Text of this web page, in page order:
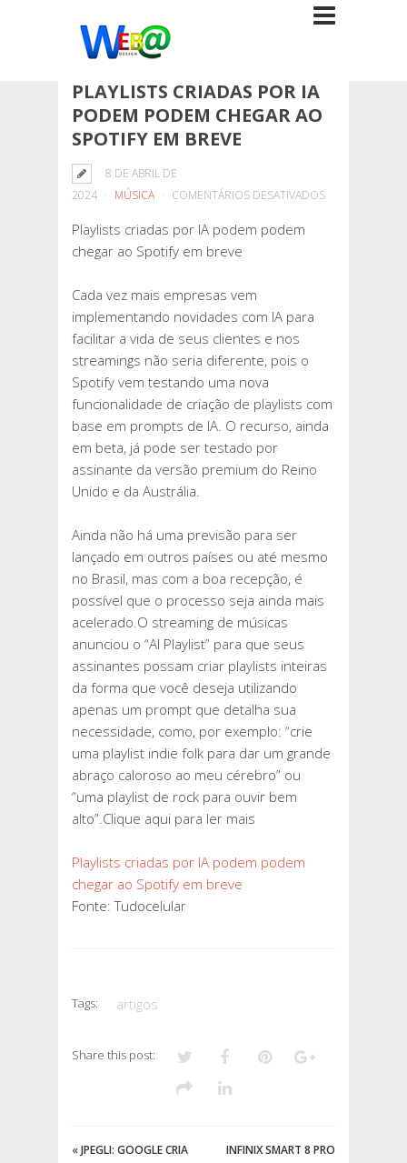
PLAYLISTS CRIADAS POR IA
PODEM PODEM CHEGAR AO
SPOTIFY EM BREVE
8 DE ABRIL DE
2024
MÚSICA COMENTÁRIOS DESATIVADOSEM
EM
BREVE
Playlists criadas por IA podem podem
chegar ao Spotify em breve
Cada vez mais empresas vem
implementando novidades com IA para
facilitar a vida de seus clientes e nos
streamings não seria diferente, pois o
Spotify vem testando uma nova
funcionalidade de criação de playlists com
base em prompts de IA. O recurso, ainda
em beta, já pode ser testado por
assinante da versão premium do Reino
Unido e da Austrália.
Ainda não há uma previsão para ser
lançado em outros países ou até mesmo
no Brasil, mas com a boa recepção, é
possível que o processo seja ainda mais
acelerado.O streaming de músicas
anunciou o “AI Playlist” para que seus
assinantes possam criar playlists inteiras
da forma que você deseja utilizando
apenas um prompt que detalha sua
necessidade, como, por exemplo: “crie
uma playlist indie folk para dar um grande
abraço caloroso ao meu cérebro” ou
“uma playlist de rock para ouvir bem
alto”.Clique aqui para ler mais
Playlists criadas por IA podem podem
chegar ao Spotify em breve
Fonte: Tudocelular
Tags: artigos
Share this post:
«JPEGLI: GOOGLE CRIA
INFINIX SMART 8 PRO